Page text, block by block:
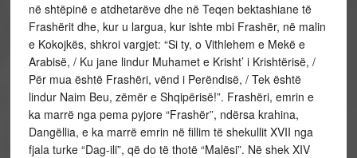
në shtëpinë e atdhetarëve dhe në Teqen bektashiane të
Frashërit dhe, kur u largua, kur ishte mbi Frashër, në malin
e Kokojkës, shkroi vargjet: “Si ty, o Vithlehem e Mekë e
Arabisë, / Ku jane lindur Muhamet e Krisht’ i Krishtërisë, /
Për mua është Frashëri, vënd i Perëndisë, / Tek është
lindur Naim Beu, zëmër e Shqipërisë!”. Frashëri, emrin e
ka marrë nga pema pyjore “Frashër”, ndërsa krahina,
Dangëllia, e ka marrë emrin në fillim të shekullit XVII nga
fjala turke “Dag-ili”, që do të thotë “Malësi”. Në shek XIV